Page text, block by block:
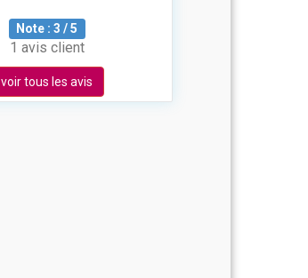
Note :3 /5
1 avis client
voir tous les avis